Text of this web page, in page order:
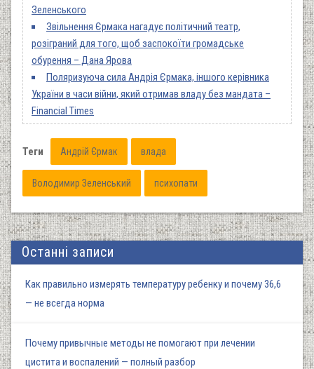
Зеленського
Звільнення Єрмака нагадує політичний театр,
розіграний для того, щоб заспокоїти громадське
обурення – Дана Ярова
Поляризуюча сила Андрія Єрмака, іншого керівника
України в часи війни, який отримав владу без мандата –
Financial Times
Теги Андрій Єрмак влада
Володимир Зеленський психопати
Останні записи
Как правильно измерять температуру ребенку и почему 36,6
— не всегда норма
Почему привычные методы не помогают при лечении
цистита и воспалений — полный разбор